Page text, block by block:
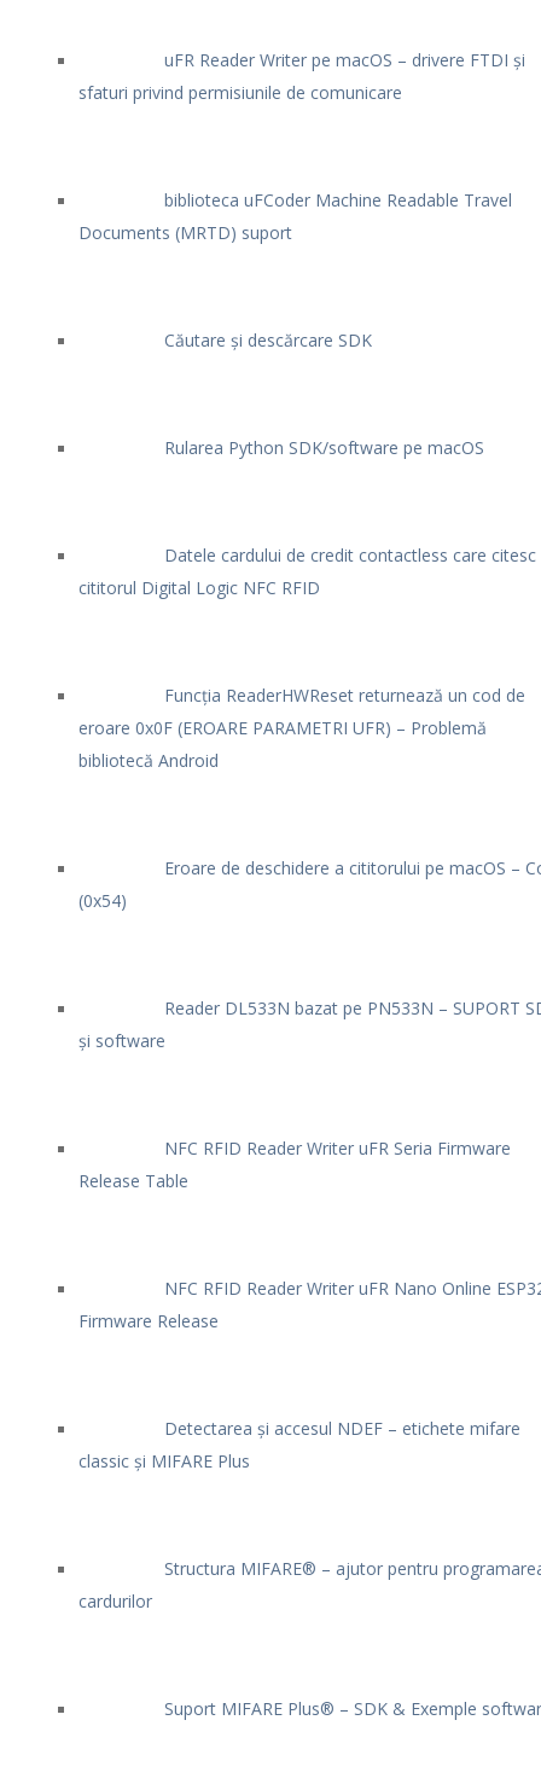
uFR Reader Writer pe macOS – drivere FTDI și
sfaturi privind permisiunile de comunicare
biblioteca uFCoder Machine Readable Travel
Documents (MRTD) suport
Căutare și descărcare SDK
Rularea Python SDK/software pe macOS
Datele cardului de credit contactless care citesc
cititorul Digital Logic NFC RFID
Funcția ReaderHWReset returnează un cod de
eroare 0x0F (EROARE PARAMETRI UFR) – Problemă
bibliotecă Android
Eroare de deschidere a cititorului pe macOS –
(0x54)
Reader DL533N bazat pe PN533N – SUPORT
și software
NFC RFID Reader Writer uFR Seria Firmware
Release Table
NFC RFID Reader Writer uFR Nano Online
Firmware Release
Detectarea și accesul NDEF – etichete mifare
classic și MIFARE Plus
Structura MIFARE® – ajutor pentru
cardurilor
Suport MIFARE Plus® – SDK & Exemple